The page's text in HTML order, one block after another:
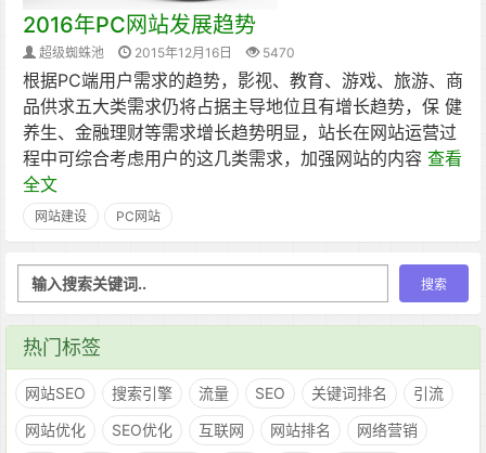
2016年PC网站发展趋势
超级蜘蛛池 2015年12月16日 5470
根据PC端用户需求的趋势，影视、教育、游戏、旅游、商
品供求五大类需求仍将占据主导地位且有增长趋势，保 健
养生、金融理财等需求增长趋势明显，站长在网站运营过
程中可综合考虑用户的这几类需求，加强网站的内容 查看
全文
网站建设 PC网站
热门标签
网站SEO 搜索引擎 流量 SEO 关键词排名
引流
网站优化
SEO优化 互联网 网站排名
网络营销